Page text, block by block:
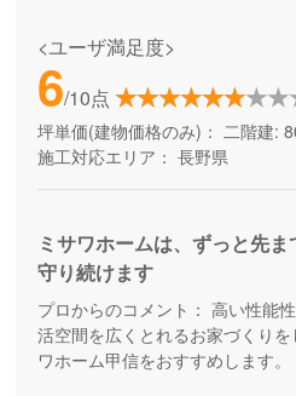
<ユーザ満足度>
6/10点
坪単価(建物価格のみ)： 二階建:
施工対応エリア： 長野県
ミサワホームは、ずっと先
守り続けます
プロからのコメント： 高い性能
活空間を広くとれるお家づくり
ワホーム甲信をおすすめします